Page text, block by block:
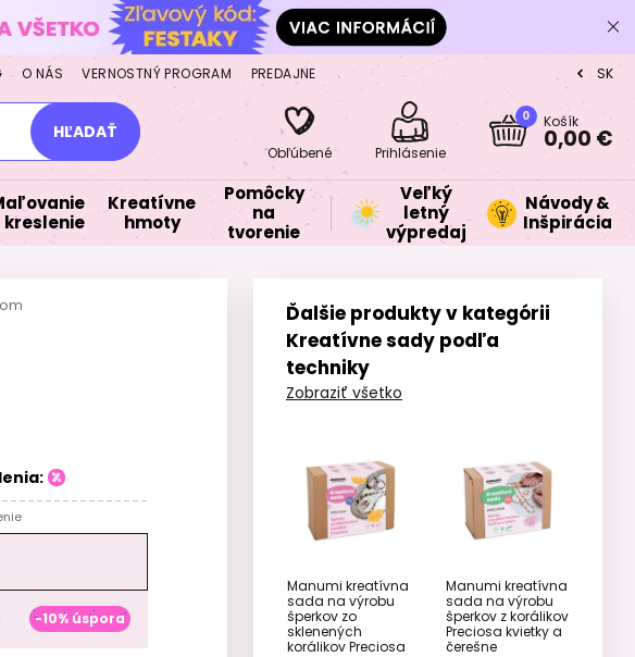
O NÁS VERNOSTNÝ PROGRAM PREDAJNE CZ
SK
HĽADAŤ
Obľúbené Prihlásenie
0 Košík
0,00 €
kreslenie
Kreatívne
hmoty
Pomôcky
na
tvorenie
Veľký
letný
výpredaj
Návody &
Inšpirácia
-10% úspora
Ďalšie produkty v kategórii
Kreatívne sady podľa
techniky
Zobraziť všetko
Manumi kreatívna
sada na výrobu
šperkov zo
sklenených
korálikov Preciosa
Manumi kreatívna
sada na výrobu
šperkov z korálikov
Preciosa kvietky a
čerešne